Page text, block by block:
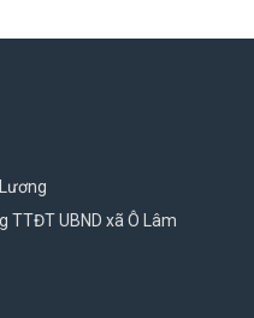
TTĐT UBND xã Ô Lâm